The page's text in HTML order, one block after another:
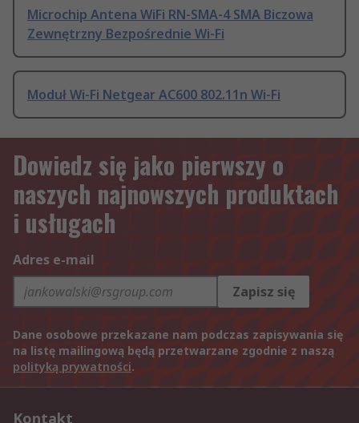
Microchip Antena WiFi RN-SMA-4 SMA Biczowa
Zewnętrzny Bezpośrednie Wi-Fi
Moduł Wi-Fi Netgear AC600 802.11n Wi-Fi
Dowiedz się jako pierwszy o
naszych najnowszych produktach
i usługach
Adres e-mail
Zapisz się
Dane osobowe przekazane nam podczas zapisywania się
na listę mailingową będą przetwarzane zgodnie z naszą
polityką prywatności.
Kontakt